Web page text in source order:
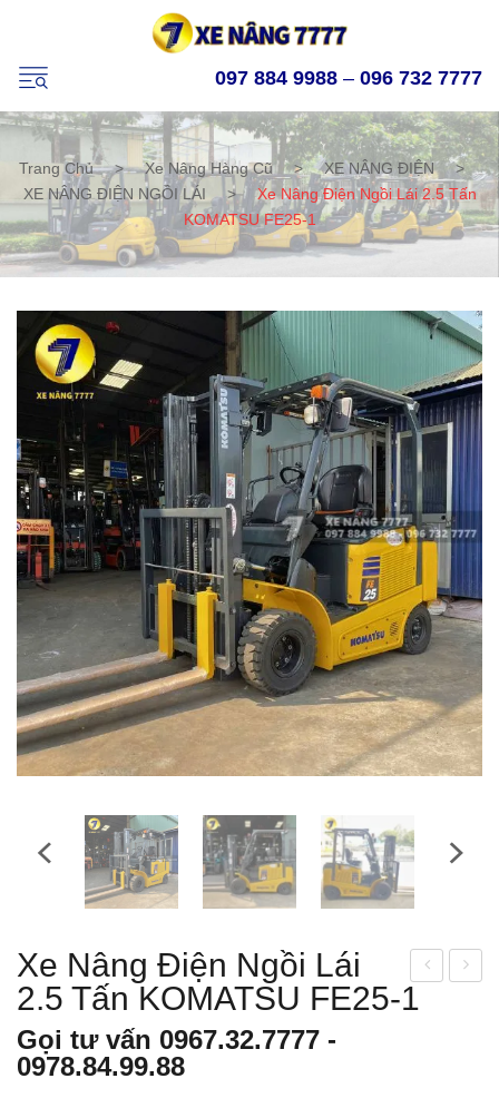
097 884 9988 – 096 732 7777
Trang Chủ > Xe Nâng Hàng Cũ > XE NÂNG ĐIỆN
>
XE NÂNG ĐIỆN NGỒI LÁI
>
Xe Nâng Điện Ngồi Lái 2.5 Tấn
KOMATSU FE25-1
Xe Nâng Điện Ngồi Lái
2.5 Tấn KOMATSU FE25-1
Gọi tư vấn 0967.32.7777 -
0978.84.99.88